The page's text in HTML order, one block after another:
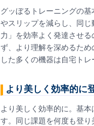
グッぼるトレーニングの
やスリップを減らし、同
力」を効率よく発達させ
ず、より理解を深めるた
した多くの機器は自宅トレ
より美しく効率的に
より美しく効率的に。基
す。同じ課題を何度も登